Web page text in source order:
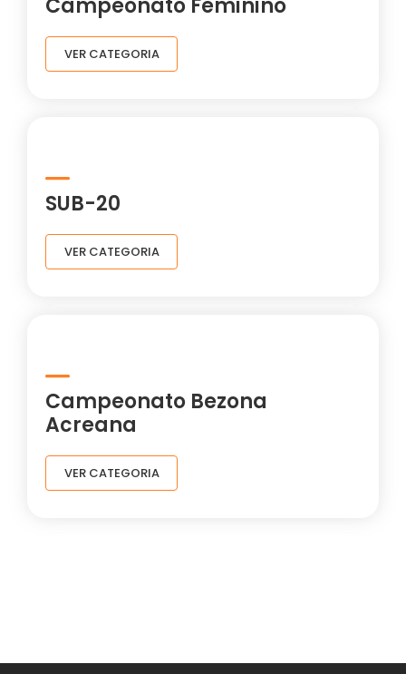
Campeonato Feminino
VER CATEGORIA
SUB-20
VER CATEGORIA
Campeonato Bezona
Acreana
VER CATEGORIA